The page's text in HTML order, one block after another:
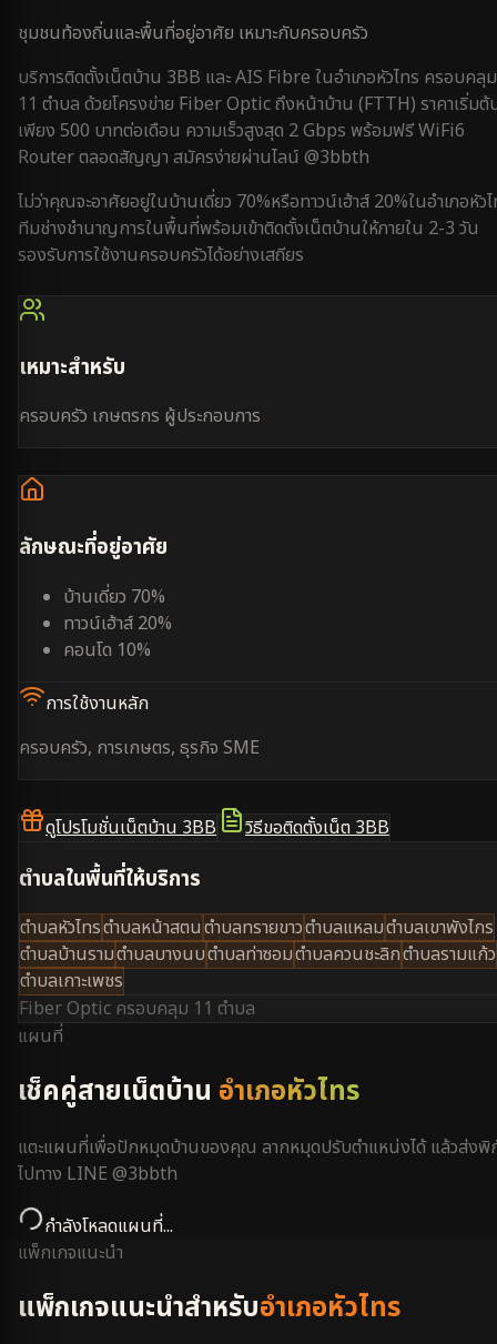
ชุมชนท้องถิ่นและพื้นที่อยู่อาศัย เหมาะกับครอบครัว
บริการติดตั้งเน็ตบ้าน 3BB และ AIS Fibre ในอำเภอหัวไทร ครอบคลุม
11 ตำบล ด้วยโครงข่าย Fiber Optic ถึงหน้าบ้าน (FTTH) ราคาเริ่มต้
เพียง 500 บาทต่อเดือน ความเร็วสูงสุด 2 Gbps พร้อมฟรี WiFi6
Router ตลอดสัญญา สมัครง่ายผ่านไลน์ @3bbth
ไม่ว่าคุณจะอาศัยอยู่ในบ้านเดี่ยว 70%หรือทาวน์เฮ้าส์ 20%ในอำเภอหัว
ทีมช่างชำนาญการในพื้นที่พร้อมเข้าติดตั้งเน็ตบ้านให้ภายใน 2-3 วัน
รองรับการใช้งานครอบครัวได้อย่างเสถียร
เหมาะสำหรับ
ครอบครัว เกษตรกร ผู้ประกอบการ
ลักษณะที่อยู่อาศัย
บ้านเดี่ยว 70%
ทาวน์เฮ้าส์ 20%
คอนโด 10%
การใช้งานหลัก
ครอบครัว, การเกษตร, ธุรกิจ SME
ดูโปรโมชั่นเน็ตบ้าน 3BB วิธีขอติดตั้งเน็ต 3BB
ตำบลในพื้นที่ให้บริการ
ตำบลหัวไทรตำบลหน้าสตนตำบลทรายขาวตำบลแหลมตำบลเขาพังไกร
ตำบลบ้านรามตำบลบางนบตำบลท่าซอมตำบลควนชะลิกตำบลรามแก้ว
ตำบลเกาะเพชร
Fiber Optic ครอบคลุม 11 ตำบล
แผนที่
เช็คคู่สายเน็ตบ้าน อำเภอหัวไทร
แตะแผนที่เพื่อปักหมุดบ้านของคุณ ลากหมุดปรับตำแหน่งได้ แล้วส่งพิ
ไปทาง LINE @3bbth
กำลังโหลดแผนที่...
แพ็กเกจแนะนำ
แพ็กเกจแนะนำสำหรับอำเภอหัวไทร